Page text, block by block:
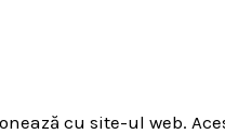
cu site-ul web.